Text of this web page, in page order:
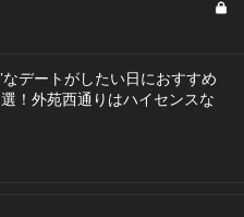
なデートがしたい日におすすめ
！外苑西通りはハイセンスな